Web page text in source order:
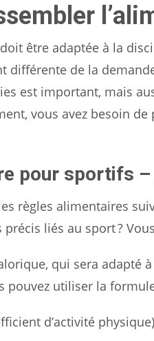
être adaptée à la
différente de la
est important, mais
vous avez besoin
pour sportifs
règles alimentaires
liés au sport ?
qui sera adapté
pouvez utiliser la
d’activité physique)